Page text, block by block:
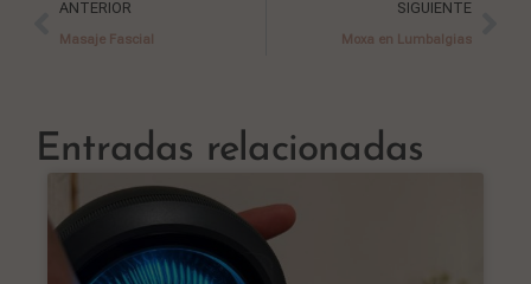
ANTERIOR
Masaje Fascial
SIGUIENTE
Moxa en Lumbalgias
Entradas relacionadas